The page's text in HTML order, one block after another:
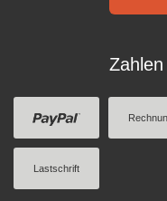
Lastschrift